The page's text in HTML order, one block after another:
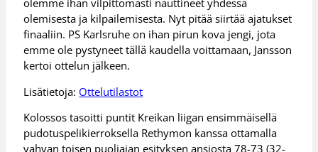
olemisesta ja kilpailemisesta. Nyt pitää siirtää ajatukset
finaaliin. PS Karlsruhe on ihan pirun kova jengi, jota
emme ole pystyneet tällä kaudella voittamaan, Jansson
kertoi ottelun jälkeen.
Lisätietoja: Ottelutilastot
Kolossos tasoitti puntit Kreikan liigan ensimmäisellä
pudotuspelikierroksella Rethymon kanssa ottamalla
vahvan toisen puoliajan esityksen ansiosta 78-73 (32-